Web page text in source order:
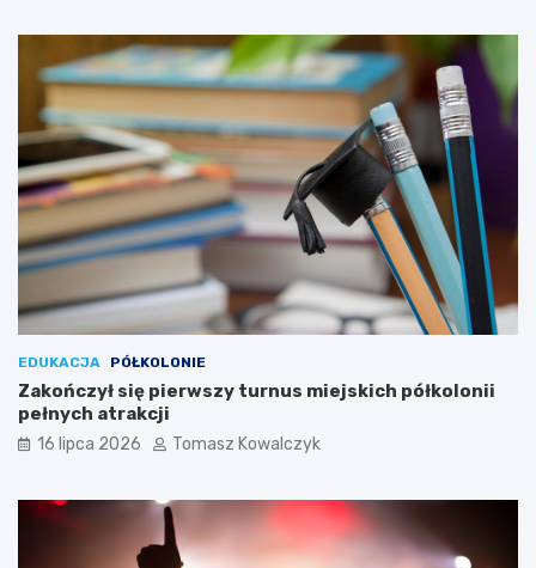
EDUKACJA PÓŁKOLONIE
Zakończył się pierwszy turnus miejskich półkolonii
pełnych atrakcji
16 lipca 2026 Tomasz Kowalczyk